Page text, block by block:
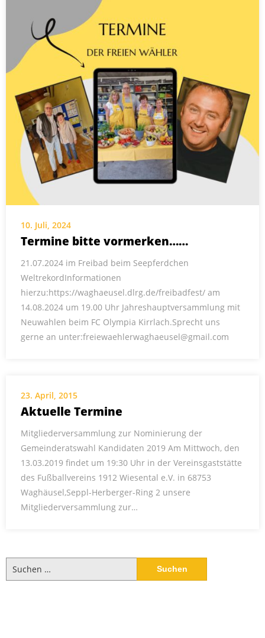
10. Juli, 2024
Termine bitte vormerken……
21.07.2024 im Freibad beim Seepferdchen
WeltrekordInformationen
hierzu:https://waghaeusel.dlrg.de/freibadfest/ am
14.08.2024 um 19.00 Uhr Jahreshauptversammlung mit
Neuwahlen beim FC Olympia Kirrlach.Sprecht uns
gerne an unter:freiewaehlerwaghaeusel@gmail.com
23. April, 2015
Aktuelle Termine
Mitgliederversammlung zur Nominierung der
Gemeinderatswahl Kandidaten 2019 Am Mittwoch, den
13.03.2019 findet um 19:30 Uhr in der Vereinsgaststätte
des Fußballvereins 1912 Wiesental e.V. in 68753
Waghäusel,Seppl-Herberger-Ring 2 unsere
Mitgliederversammlung zur…